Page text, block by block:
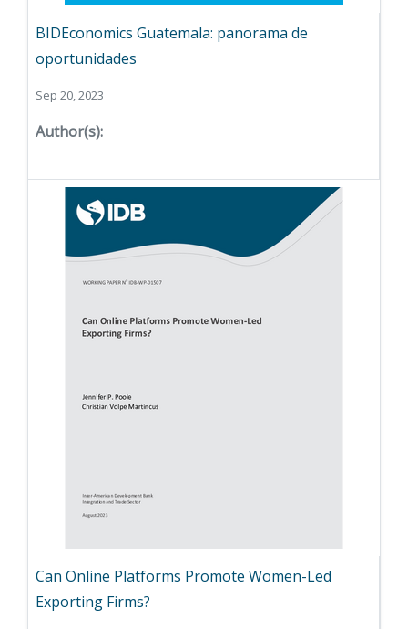
BIDEconomics Guatemala: panorama de
oportunidades
Sep 20, 2023
Author(s):
Can Online Platforms Promote Women-Led
Exporting Firms?